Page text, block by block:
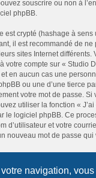
navigation,
souscrire ou non à
phpBB.
est crypté (hashage à sens
il est recommandé de ne
sites Internet différents.
votre compte sur « Studio
en aucun cas une
ou une d’une tierce
votre mot de passe. Si
utiliser la fonction «
le logiciel phpBB. Ce
d’utilisateur et votre
nouveau mot de passe qui